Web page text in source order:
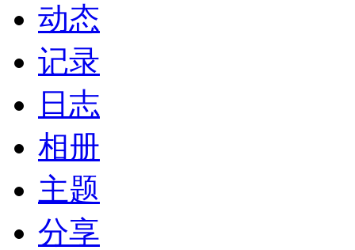
动态
记录
日志
相册
主题
分享